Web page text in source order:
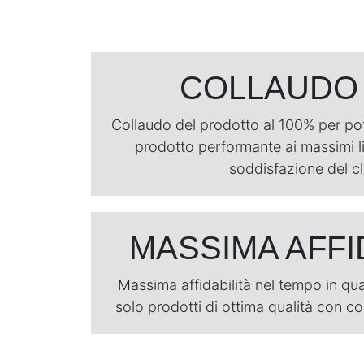
Collaudo del prodotto al 100% per
prodotto performante ai massimi
soddisfazione del
MASSIMA
Massima affidabilità nel tempo in
solo prodotti di ottima qualità con